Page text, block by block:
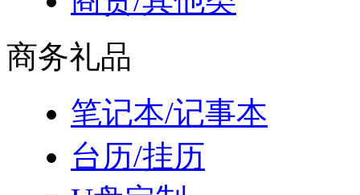
商务礼品
笔记本/记事本
台历/挂历